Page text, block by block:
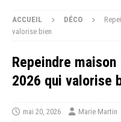
ACCUEIL DÉCO
valorise bien
Repeindre
2026 qui valorise
mai 20, 2026 Marie Martin